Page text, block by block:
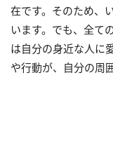
在です。そのため、
います。でも、全て
は自分の身近な人に
や行動が、自分の周